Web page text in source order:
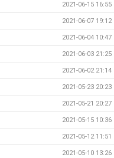
2021-06-15 16:55
2021-06-07 19:12
2021-06-04 10:47
2021-06-03 21:25
2021-06-02 21:14
2021-05-23 20:23
2021-05-21 20:27
2021-05-15 10:36
2021-05-12 11:51
2021-05-10 13:26